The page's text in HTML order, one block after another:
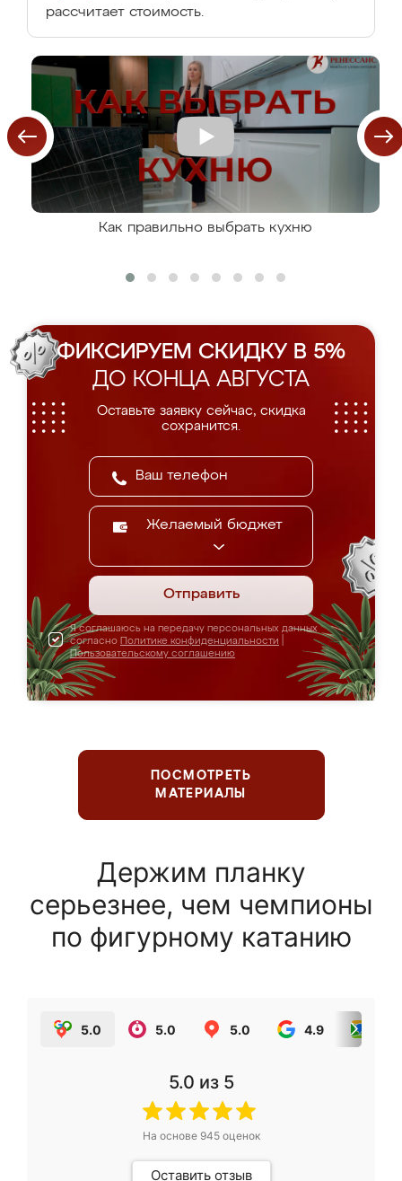
рассчитает стоимость.
Как правильно выбрать кухню
ФИКСИРУЕМ СКИДКУ В 5%
ДО КОНЦА АВГУСТА
Оставьте заявку сейчас, скидка
сохранится.
Желаемый бюджет
Отправить
Я соглашаюсь на передачу персональных данных
согласно Политике конфиденциальности
Пользовательскому соглашению
ПОСМОТРЕТЬ
МАТЕРИАЛЫ
Держим планку
серьезнее, чем чемпионы
по фигурному катанию
5.0 5.0 5.0 4.9
5.0 из 5
На основе 945оценок
Оставить отзыв